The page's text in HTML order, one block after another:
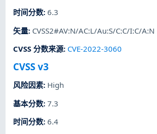
时间分数:6.3
矢量: CVSS2#AV:N/AC:L/Au:S/C:C/I:C/A:N
CVSS 分数来源: CVE-2022-3060
CVSS v3
风险因素: High
基本分数:7.3
时间分数:6.4